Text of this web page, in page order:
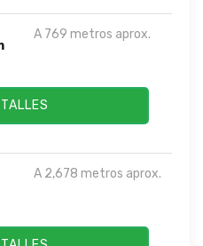
A 769 metros aprox.
A 2,678 metros aprox.